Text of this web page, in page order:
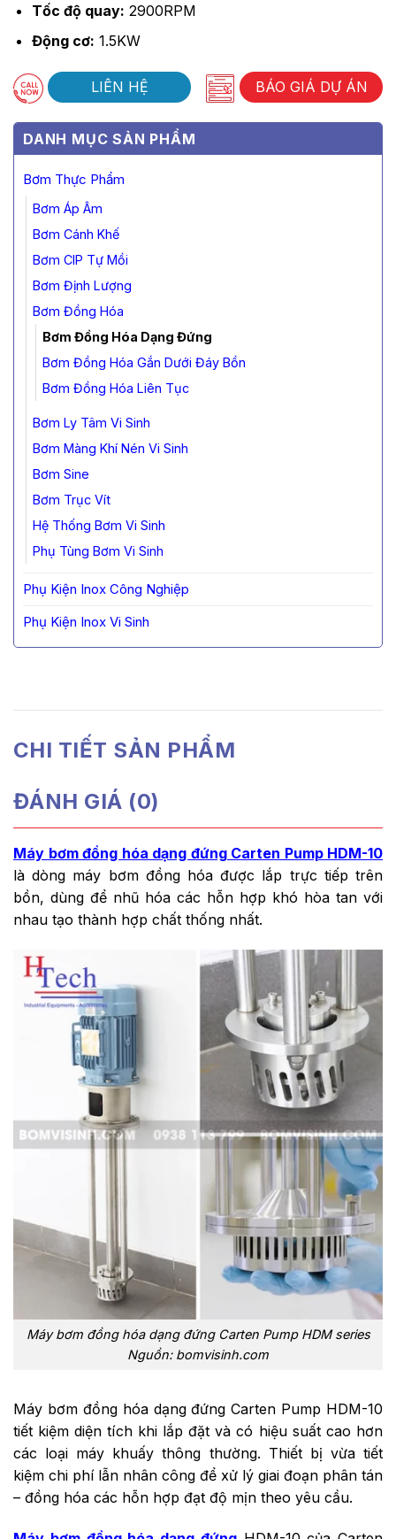
DANH MỤC SẢN PHẨM
Bơm Thực Phẩm
Bơm Áp Âm
Bơm Cánh Khế
Bơm CIP Tự Mồi
Bơm Định Lượng
Bơm Đồng Hóa
Bơm Đồng Hóa Dạng Đứng
Bơm Đồng Hóa Gắn Dưới Đáy Bồn
Bơm Đồng Hóa Liên Tục
Bơm Ly Tâm Vi Sinh
Bơm Màng Khí Nén Vi Sinh
Bơm Sine
Bơm Trục Vít
Hệ Thống Bơm Vi Sinh
Phụ Tùng Bơm Vi Sinh
Phụ Kiện Inox Công Nghiệp
Phụ Kiện Inox Vi Sinh
Tốc độ quay: 2900RPM
Động cơ: 1.5KW
LIÊN HỆ BÁO GIÁ DỰ ÁN
CHI TIẾT SẢN PHẨM
ĐÁNH GIÁ (0)
Máy bơm đồng hóa dạng đứng Carten Pump HDM-10
là dòng máy bơm đồng hóa được lắp trực tiếp trên
bồn, dùng để nhũ hóa các hỗn hợp khó hòa tan với
nhau tạo thành hợp chất thống nhất.
Máy bơm đồng hóa dạng đứng Carten Pump HDM series
Nguồn: bomvisinh.com
Máy bơm đồng hóa dạng đứng Carten Pump HDM-10
tiết kiệm diện tích khi lắp đặt và có hiệu suất cao hơn
các loại máy khuấy thông thường. Thiết bị vừa tiết
kiệm chi phí lẫn nhân công để xử lý giai đoạn phân tán
– đồng hóa các hỗn hợp đạt độ mịn theo yêu cầu.